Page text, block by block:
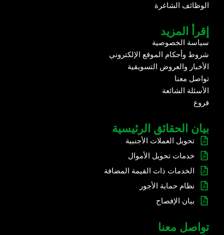
الوظائف الشاغرة
إقرأ المزيد
سياسة الخصوصية
شروط وأحكام الموقع الإلكتروني
الأخبار والعروض التسويقية
تواصل معنا
الأسئلة الشائعة
فروع
بيان الحقائق الرئيسية
تحويل العملات الأجنبية
خدمات تحويل الأموال
الخدمات ذات القيمة المضافة
نظام حماية الأجور
بيان الإفصاح
تواصل معنا